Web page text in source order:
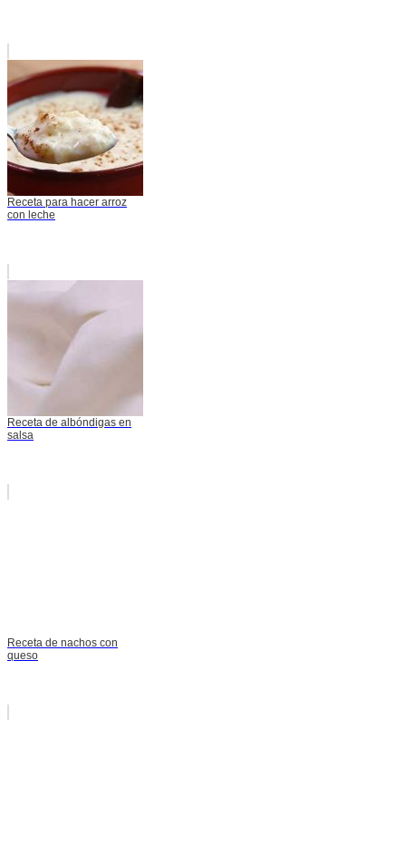
Receta para hacer arroz
con leche
Receta de albóndigas en
salsa
Receta de nachos con
queso